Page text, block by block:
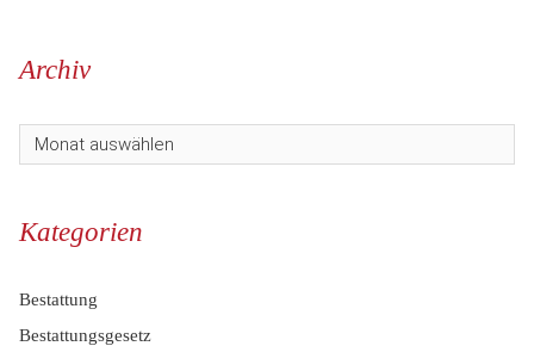
Archiv
Kategorien
Bestattung
Bestattungsgesetz